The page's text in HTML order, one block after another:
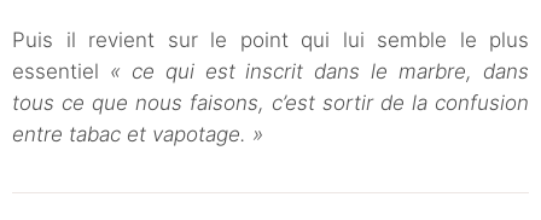
Puis il revient sur le point qui lui semble le plus
essentiel « ce qui est inscrit dans le marbre, dans
tous ce que nous faisons, c’est sortir de la confusion
entre tabac et vapotage. »